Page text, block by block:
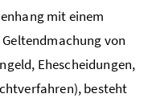
mit einem
von
Ehescheidungen,
besteht